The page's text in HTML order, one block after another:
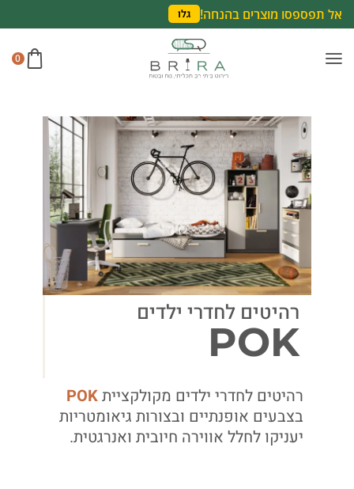
אל תפספסו מוצרים בהנחה! גלו
0
רהיטים לחדרי ילדים
POK
רהיטים לחדרי ילדים מקולקצייתPOK
בצבעים אופנתיים ובצורות גיאומטריות
יעניקו לחלל אווירה חיובית ואנרגטית.